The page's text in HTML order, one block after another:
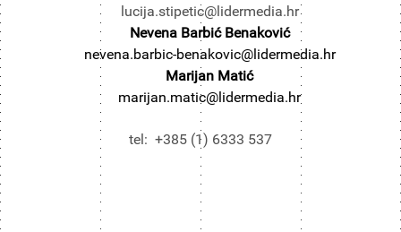
lucija.stipetic@lidermedia.hr
Nevena Barbić Benaković
nevena.barbic-benakovic@lidermedia.hr
Marijan Matić
marijan.matic@lidermedia.hr
tel: +385 (1) 6333 537